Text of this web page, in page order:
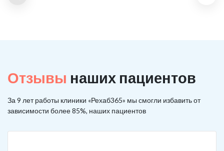
Отзывы наших пациентов
За 9 лет работы клиники «Рехаб365» мы смогли избавить от
зависимости более 85%, наших пациентов